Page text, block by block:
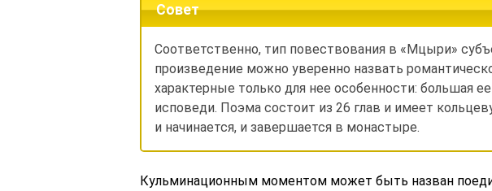
Совет
Соответственно, тип повествования в «Мцыри»
произведение можно уверенно назвать
характерные только для нее особенности: большая
исповеди. Поэма состоит из 26 глав и имеет
и начинается, и завершается в монастыре.
Кульминационным моментом может быть назван